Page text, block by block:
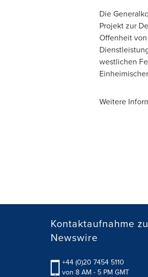
Die
Projekt zur
Offenheit
westlichen
Weitere
Kontaktaufnahme
Newswire
+44 (0)20 7454 5110
von 8 AM - 5 PM GMT